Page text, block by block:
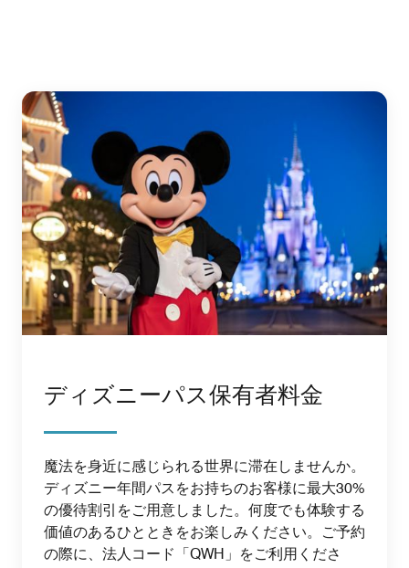
ディズニーパス保有者料金
魔法を身近に感じられる世界に滞在しませんか。
ディズニー年間パスをお持ちのお客様に最大30%
の優待割引をご用意しました。何度でも体験する
価値のあるひとときをお楽しみください。ご予約
の際に、法人コード「QWH」をご利用くださ